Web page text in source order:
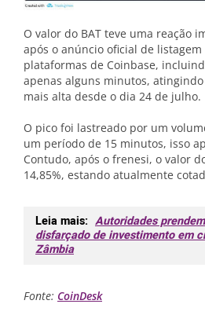
O valor do BAT teve uma reação
após o anúncio oficial de listagem
plataformas de Coinbase,
apenas alguns minutos, atingindo
mais alta desde o dia 24 de julho.
O pico foi lastreado por um
um período de 15 minutos, isso
Contudo, após o frenesi, o valor
14,85%, estando atualmente
Leia mais: Autoridades
disfarçado de investimento em
Zâmbia
Fonte: CoinDesk